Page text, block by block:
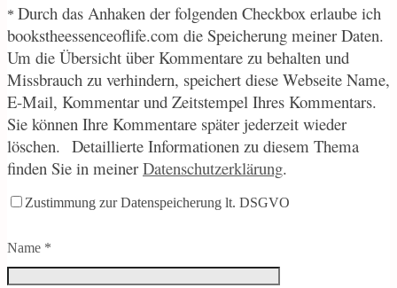
* Durch das Anhaken der folgenden Checkbox erlaube ich
bookstheessenceoflife.com die Speicherung meiner Daten.
Um die Übersicht über Kommentare zu behalten und
Missbrauch zu verhindern, speichert diese Webseite Name,
E-Mail, Kommentar und Zeitstempel Ihres Kommentars.
Sie können Ihre Kommentare später jederzeit wieder
löschen. Detaillierte Informationen zu diesem Thema
finden Sie in meiner Datenschutzerklärung.
Zustimmung zur Datenspeicherung lt. DSGVO
Name *